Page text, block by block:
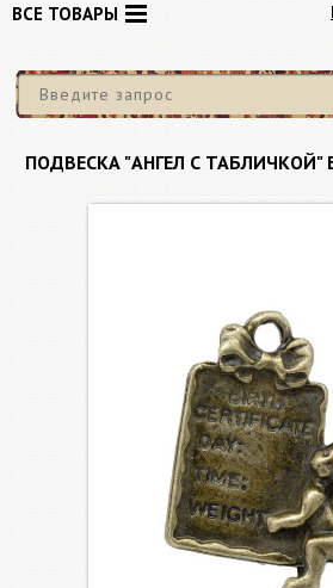
ВСЕ ТОВАРЫ
ПОДВЕСКА "АНГЕЛ С ТАБЛИЧКОЙ"